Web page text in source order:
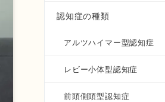
認知症の種類
アルツハイマー型認知症
レビー小体型認知症
前頭側頭型認知症